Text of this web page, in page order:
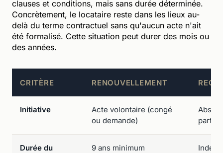
clauses et conditions, mais sans durée déterminée.
Concrètement, le locataire reste dans les lieux au-
delà du terme contractuel sans qu'aucun acte n'ait
été formalisé. Cette situation peut durer des mois ou
des années.
CRITÈRE RENOUVELLEMENT
Initiative
Acte volontaire (congé
ou demande)
parties
Durée du
9 ans minimum